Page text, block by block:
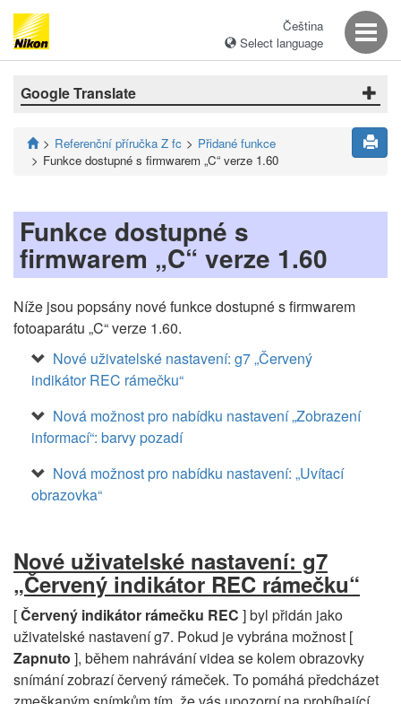
Čeština
Select language
Google Translate
Referenční příručka Z fc
Přidané funkce
Funkce dostupné s firmwarem „C“ verze 1.60
Funkce dostupné s
firmwarem „C“ verze 1.60
Níže jsou popsány nové funkce dostupné s firmwarem
fotoaparátu „C“ verze 1.60.
Nové uživatelské nastavení: g7 „Červený
indikátor REC rámečku“
Nová možnost pro nabídku nastavení „Zobrazení
informací“: barvy pozadí
Nová možnost pro nabídku nastavení: „Uvítací
obrazovka“
Nové uživatelské nastavení: g7
„Červený indikátor REC rámečku“
[Červený indikátor rámečku REC ] byl přidán jako
uživatelské nastavení g7. Pokud je vybrána možnost [
Zapnuto ], během nahrávání videa se kolem obrazovky
snímání zobrazí červený rámeček. To pomáhá předcházet